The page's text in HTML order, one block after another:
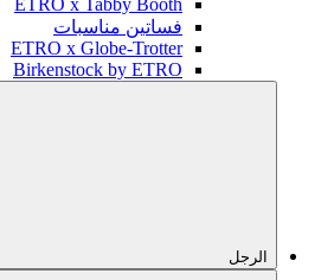
ETRO x Tabby Booth
فساتين مناسبات
ETRO x Globe-Trotter
Birkenstock by ETRO
الرجل